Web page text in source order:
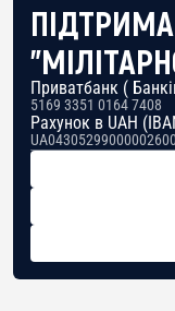
Приватбанк (
5169 3351 0164 7408
Рахунок в UAH